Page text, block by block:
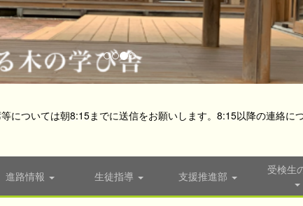
については朝8:15までに送信をお願いします。8:15以降の連絡に
進路情報 生徒指導 支援推進部 受検生